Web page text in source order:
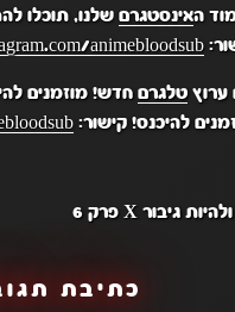
האינסטגרם שלנו, תוכלו
animebloodsub/
ערוץטלגרםחדש! מוזמנים
להיכנס! קישור:
כתיבת